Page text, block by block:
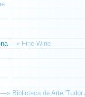
—» Fine Wine
—» Biblioteca de Arte 'Tudor